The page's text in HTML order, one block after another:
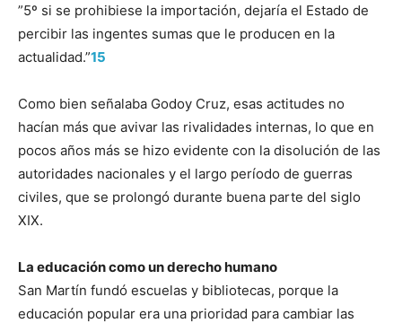
”5º si se prohibiese la importación, dejaría el Estado de
percibir las ingentes sumas que le producen en la
actualidad.”15
Como bien señalaba Godoy Cruz, esas actitudes no
hacían más que avivar las rivalidades internas, lo que en
pocos años más se hizo evidente con la disolución de las
autoridades nacionales y el largo período de guerras
civiles, que se prolongó durante buena parte del siglo
XIX.
La educación como un derecho humano
San Martín fundó escuelas y bibliotecas, porque la
educación popular era una prioridad para cambiar las